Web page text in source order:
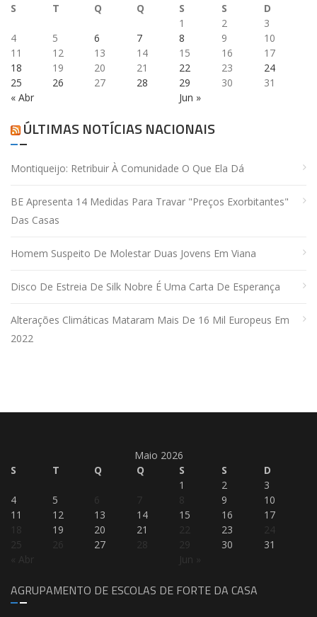
S
T Q Q S S D
« Abr Jun »
1 2
3
4
5 6 7 8 9
10
11
12 13 14 15 16
17
18
19 20 21 22 23
24
25
26 27 28 29 30 31
ÚLTIMAS NOTÍCIAS NACIONAIS
Montiqueijo: Retribuir À Comunidade O Que Ela Dá
BE Apresenta 14 Medidas Para Travar "preços Exorbitantes"
Das Casas
Homem Suspeito De Molestar Duas Jovens Em Viana
Disco De Estreia De Silk Nobre É Uma Carta De Esperança
Alterações Climáticas Mataram Mais De 16 Mil Europeus Em
2022
Maio 2026
S
T Q Q S S D
« Abr Jun »
1 2
3
4
5 6 7 8 9
10
11
12 13 14 15 16
17
18
19 20 21 22 23
24
25
26 27 28 29 30 31
AGRUPAMENTO DE ESCOLAS DE FORTE DA CASA